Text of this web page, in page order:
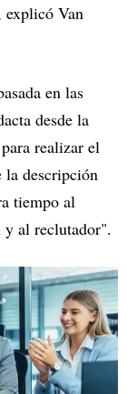
explicó Van
en las
desde la
realizar el
la descripción
tiempo al
y al reclutador".